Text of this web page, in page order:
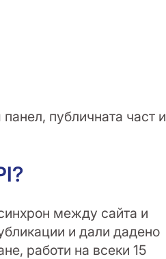
публичната част и
между сайта и
и дали дадено
работи на всеки 15